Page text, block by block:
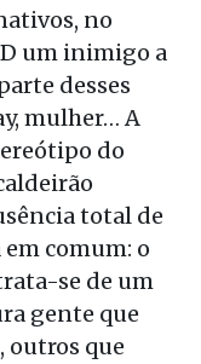
no
um inimigo a
desses
mulher… A
do
total de
comum: o
se de um
gente que
outros que